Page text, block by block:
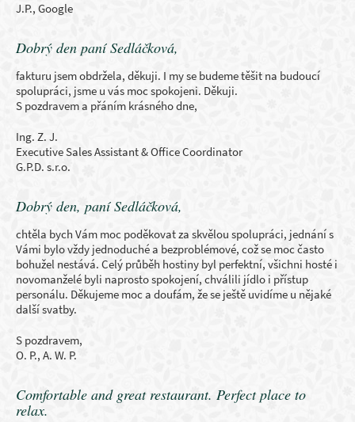
J.P., Google
Dobrý den paní Sedláčková,
fakturu jsem obdržela, děkuji. I my se budeme těšit na budoucí
spolupráci, jsme u vás moc spokojeni. Děkuji.
S pozdravem a přáním krásného dne,
Ing. Z. J.
Executive Sales Assistant & Office Coordinator
G.P.D. s.r.o.
Dobrý den, paní Sedláčková,
chtěla bych Vám moc poděkovat za skvělou spolupráci, jednání s
Vámi bylo vždy jednoduché a bezproblémové, což se moc často
bohužel nestává. Celý průběh hostiny byl perfektní, všichni hosté i
novomanželé byli naprosto spokojení, chválili jídlo i přístup
personálu. Děkujeme moc a doufám, že se ještě uvidíme u nějaké
další svatby.
S pozdravem,
O. P., A. W. P.
Comfortable and great restaurant. Perfect place to
relax.